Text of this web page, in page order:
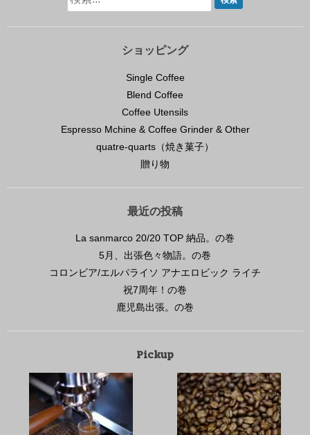
ショッピング
Single Coffee
Blend Coffee
Coffee Utensils
Espresso Mchine & Coffee Grinder & Other
quatre-quarts（焼き菓子）
贈り物
最近の投稿
La sanmarco 20/20 TOP 納品。の巻
5月、出張色々物語。の巻
コロンビア/エルパライソ アナエロビック ライチ
祝7周年！の巻
鹿児島出張。の巻
Pickup